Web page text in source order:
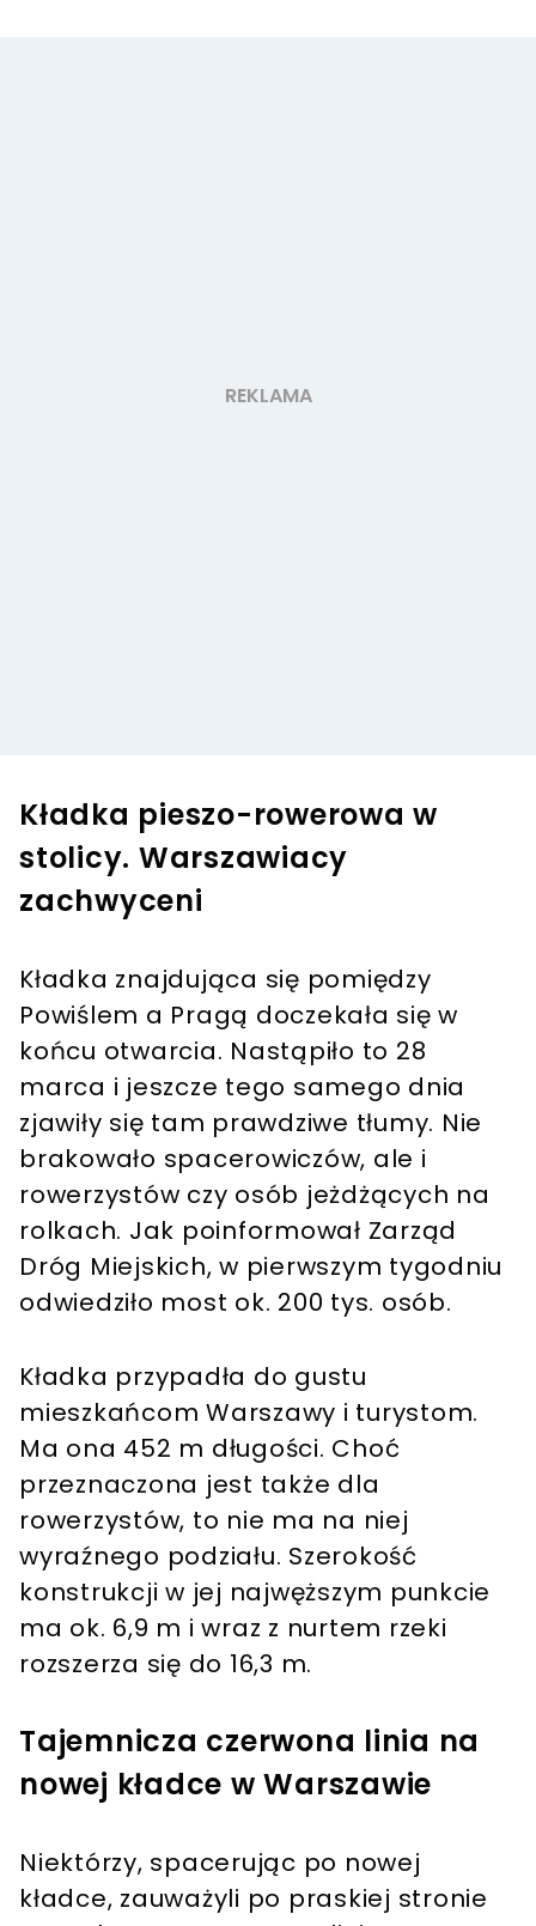
Kładka pieszo-rowerowa w
stolicy. Warszawiacy
zachwyceni
Kładka znajdująca się pomiędzy
Powiślem a Pragą doczekała się w
końcu otwarcia. Nastąpiło to 28
marca i jeszcze tego samego dnia
zjawiły się tam prawdziwe tłumy. Nie
brakowało spacerowiczów, ale i
rowerzystów czy osób jeżdżących na
rolkach. Jak poinformował Zarząd
Dróg Miejskich, w pierwszym tygodniu
odwiedziło most ok. 200 tys. osób.
Kładka przypadła do gustu
mieszkańcom Warszawy i turystom.
Ma ona 452 m długości. Choć
przeznaczona jest także dla
rowerzystów, to nie ma na niej
wyraźnego podziału. Szerokość
konstrukcji w jej najwęższym punkcie
ma ok. 6,9 m i wraz z nurtem rzeki
rozszerza się do 16,3 m.
Tajemnicza czerwona linia na
nowej kładce w Warszawie
Niektórzy, spacerując po nowej
kładce, zauważyli po praskiej stronie